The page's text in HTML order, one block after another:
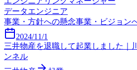
データエンジニア
事業・方針への懸念事業・ビジョン
2024/11/1
三井物産を退職して起業しました｜
ンネル